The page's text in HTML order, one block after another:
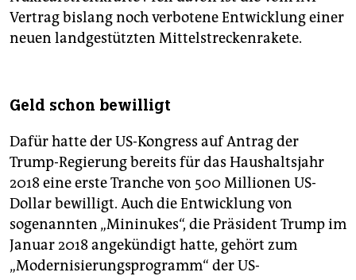
Vertrag bislang noch verbotene Entwicklung einer
neuen landgestützten Mittelstreckenrakete.
Geld schon bewilligt
Dafür hatte der US-Kongress auf Antrag der
Trump-Regierung bereits für das Haushaltsjahr
2018 eine erste Tranche von 500 Millionen US-
Dollar bewilligt. Auch die Entwicklung von
sogenannten „Mininukes“, die Präsident Trump im
Januar 2018 angekündigt hatte, gehört zum
„Modernisierungsprogramm“ der US-